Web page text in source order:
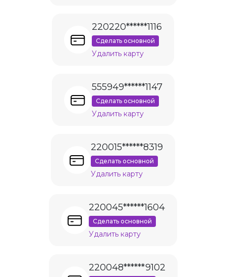
220220******1116
Сделать основной
Удалить карту
555949******1147
Сделать основной
Удалить карту
220015******8319
Сделать основной
Удалить карту
220045******1604
Сделать основной
Удалить карту
220048******9102